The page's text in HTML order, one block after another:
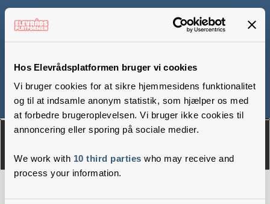
Hos Elevrådsplatformen bruger vi cookies
Vi bruger cookies for at sikre hjemmesidens funktionalitet
og til at indsamle anonym statistik, som hjælper os med
at forbedre brugeroplevelsen. Vi bruger ikke cookies til
annoncering eller sporing på sociale medier.
We work with 10 third parties who may receive and
process your information.
Krogsbølle
Om Medlemmer